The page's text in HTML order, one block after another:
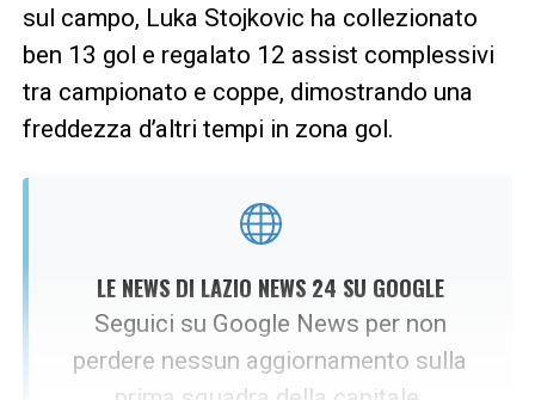
sul campo, Luka Stojkovic ha collezionato
ben 13 gol e regalato 12 assist complessivi
tra campionato e coppe, dimostrando una
freddezza d’altri tempi in zona gol.
LE NEWS DI LAZIO NEWS 24 SU GOOGLE
Seguici su Google News per non
perdere nessun aggiornamento sulla